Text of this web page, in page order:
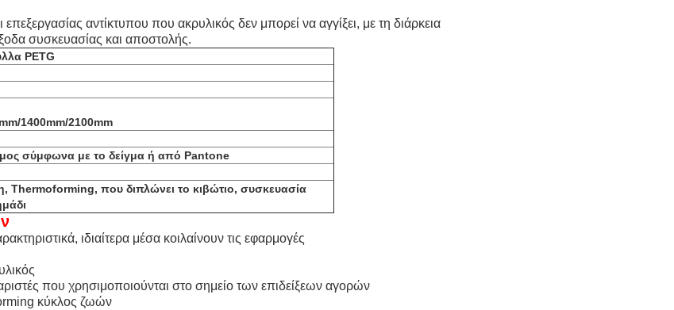
επεξεργασίας αντίκτυπου που ακρυλικός δεν μπορεί να αγγίξει, με τη διάρκεια
συσκευασίας και αποστολής.
PETG
1400mm/2100mm
σύμφωνα με το δείγμα ή από Pantone
Thermoforming, που διπλώνει το κιβώτιο, συσκευασία
ιδιαίτερα μέσα κοιλαίνουν τις εφαρμογές
που χρησιμοποιούνται στο σημείο των επιδείξεων αγορών
κύκλος ζωών